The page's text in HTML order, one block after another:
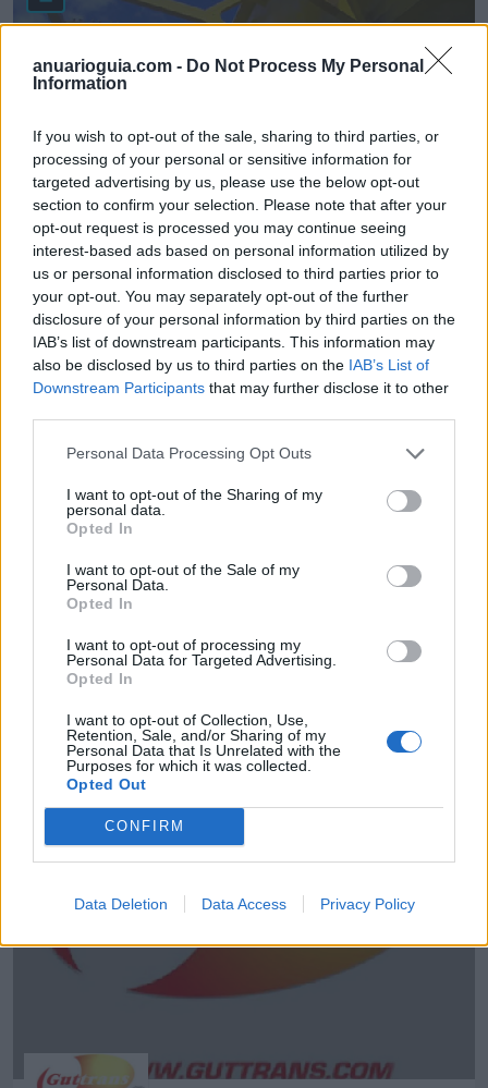
anuarioguia.com - Do Not Process My Personal
Information
If you wish to opt-out of the sale, sharing to third parties, or
processing of your personal or sensitive information for
targeted advertising by us, please use the below opt-out
section to confirm your selection. Please note that after your
opt-out request is processed you may continue seeing
interest-based ads based on personal information utilized by
us or personal information disclosed to third parties prior to
your opt-out. You may separately opt-out of the further
disclosure of your personal information by third parties on the
IAB’s list of downstream participants. This information may
also be disclosed by us to third parties on the IAB’s List of
Downstream Participants that may further disclose it to other
Personal Data Processing Opt Outs
I want to opt-out of the Sharing of my
personal data.
Opted In
I want to opt-out of the Sale of my
Personal Data.
Opted In
I want to opt-out of processing my
Personal Data for Targeted Advertising.
Opted In
I want to opt-out of Collection, Use,
Retention, Sale, and/or Sharing of my
Personal Data that Is Unrelated with the
Purposes for which it was collected.
Opted Out
CONFIRM
Data Deletion Data Access Privacy Policy
Llanera (Asturias)
Ver más
* Caparmasa Siglo XXI, S.L.
Cayes (Asturias)
Ver más